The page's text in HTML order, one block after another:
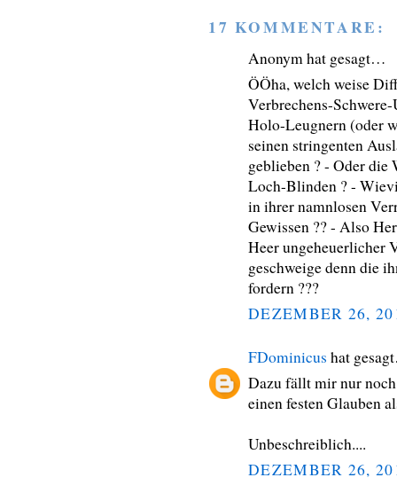
17 KOMMENTARE:
Anonym hat gesagt…
ÖÖha, welch weise
Verbrechens-
Holo-Leugnern (oder
seinen stringenten
geblieben ? - Oder die
Loch-Blinden ? -
in ihrer namnlosen
Gewissen ?? - Also
Heer ungeheuerlicher
geschweige denn die
fordern ???
DEZEMBER 26,
FDominicus hat
Dazu fällt mir nur
einen festen Glauben
Unbeschreiblich....
DEZEMBER 26,